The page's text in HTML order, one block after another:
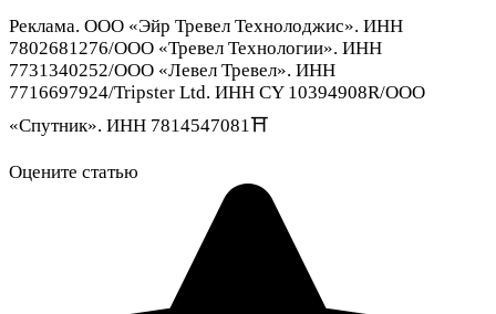
Реклама. ООО «Эйр Тревел Технолоджис». ИНН
7802681276/ООО «Тревел Технологии». ИНН
7731340252/ООО «Левел Тревел». ИНН
7716697924/Tripster Ltd. ИНН CY 10394908R/ООО
«Спутник». ИНН 7814547081⛩️
Оцените статью